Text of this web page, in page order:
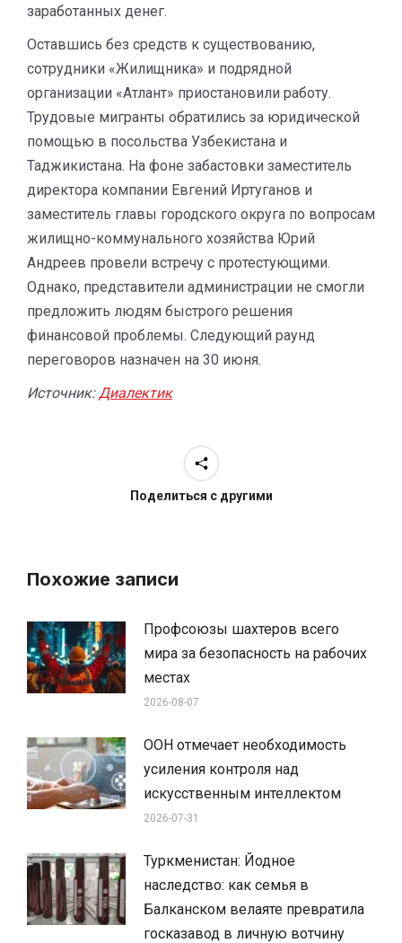
заработанных денег.
Оставшись без средств к существованию,
сотрудники «Жилищника» и подрядной
организации «Атлант» приостановили работу.
Трудовые мигранты обратились за юридической
помощью в посольства Узбекистана и
Таджикистана. На фоне забастовки заместитель
директора компании Евгений Иртуганов и
заместитель главы городского округа по вопросам
жилищно-коммунального хозяйства Юрий
Андреев провели встречу с протестующими.
Однако, представители администрации не смогли
предложить людям быстрого решения
финансовой проблемы. Следующий раунд
переговоров назначен на 30 июня.
Источник:Диалектик
Поделиться с другими
Похожие записи
Профсоюзы шахтеров всего
мира за безопасность на рабочих
местах
2026-08-07
ООН отмечает необходимость
усиления контроля над
искусственным интеллектом
2026-07-31
Туркменистан: Йодное
наследство: как семья в
Балканском велаяте превратила
госказавод в личную вотчину